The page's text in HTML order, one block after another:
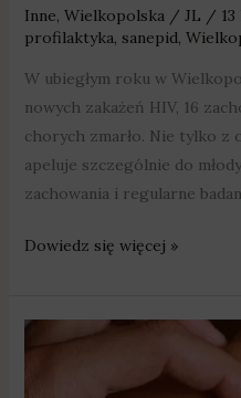
Inne, Wielkopolska/ JL /
profilaktyka, sanepid,
W ubiegłym roku w
nowych zakażeń HIV, 16
chorych zmarło. Nie tylko z
apeluje szczególnie do
zachowania i regularne
Dowiedz się więcej »
„Znamię.